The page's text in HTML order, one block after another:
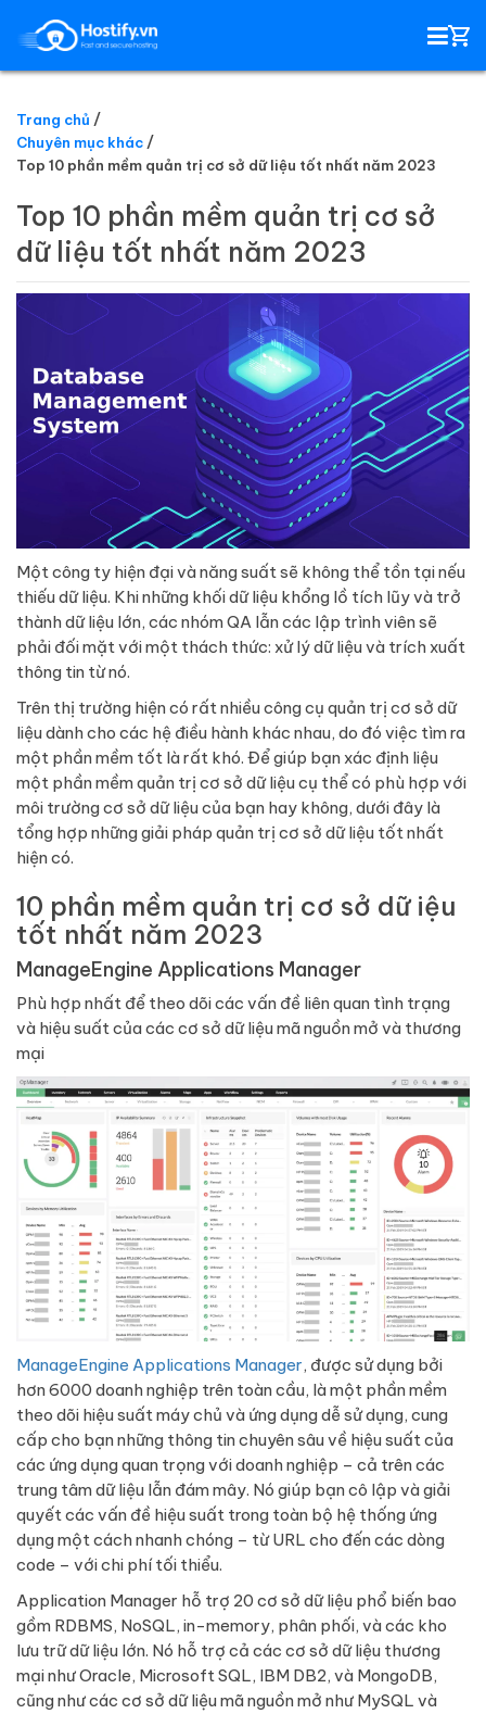
HOSTING
TÊN MIỀN
EMAIL SERVER
Trang chủ
Chuyên mục khác
Top 10 phần mềm quản trị cơ sở dữ liệu tốt nhất năm 2023
Top 10 phần mềm quản trị cơ sở
dữ liệu tốt nhất năm 2023
Một công ty hiện đại và năng suất sẽ không thể tồn tại nếu
thiếu dữ liệu. Khi những khối dữ liệu khổng lồ tích lũy và trở
thành dữ liệu lớn, các nhóm QA lẫn các lập trình viên sẽ
phải đối mặt với một thách thức: xử lý dữ liệu và trích xuất
thông tin từ nó.
Trên thị trường hiện có rất nhiều công cụ quản trị cơ sở dữ
liệu dành cho các hệ điều hành khác nhau, do đó việc tìm ra
một phần mềm tốt là rất khó. Để giúp bạn xác định liệu
một phần mềm quản trị cơ sở dữ liệu cụ thể có phù hợp với
môi trường cơ sở dữ liệu của bạn hay không, dưới đây là
tổng hợp những giải pháp quản trị cơ sở dữ liệu tốt nhất
hiện có.
10 phần mềm quản trị cơ sở dữ iệu
tốt nhất năm 2023
ManageEngine Applications Manager
Phù hợp nhất để theo dõi các vấn đề liên quan tình trạng
và hiệu suất của các cơ sở dữ liệu mã nguồn mở và thương
mại
ManageEngine Applications Manager, được sử dụng bởi
hơn 6000 doanh nghiệp trên toàn cầu, là một phần mềm
theo dõi hiệu suất máy chủ và ứng dụng dễ sử dụng, cung
cấp cho bạn những thông tin chuyên sâu về hiệu suất của
các ứng dụng quan trọng với doanh nghiệp – cả trên các
trung tâm dữ liệu lẫn đám mây. Nó giúp bạn cô lập và giải
quyết các vấn đề hiệu suất trong toàn bộ hệ thống ứng
dụng một cách nhanh chóng – từ URL cho đến các dòng
code – với chi phí tối thiểu.
Application Manager hỗ trợ 20 cơ sở dữ liệu phổ biến bao
gồm RDBMS, NoSQL, in-memory, phân phối, và các kho
lưu trữ dữ liệu lớn. Nó hỗ trợ cả các cơ sở dữ liệu thương
mại như Oracle, Microsoft SQL, IBM DB2, và MongoDB,
cũng như các cơ sở dữ liệu mã nguồn mở như MySQL và